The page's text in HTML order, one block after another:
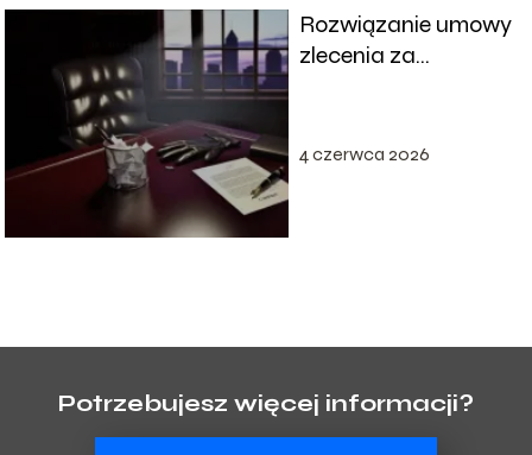
Rozwiązanie umowy
zlecenia za
konsekwencje
4 czerwca 2026
Potrzebujesz więcej informacji?